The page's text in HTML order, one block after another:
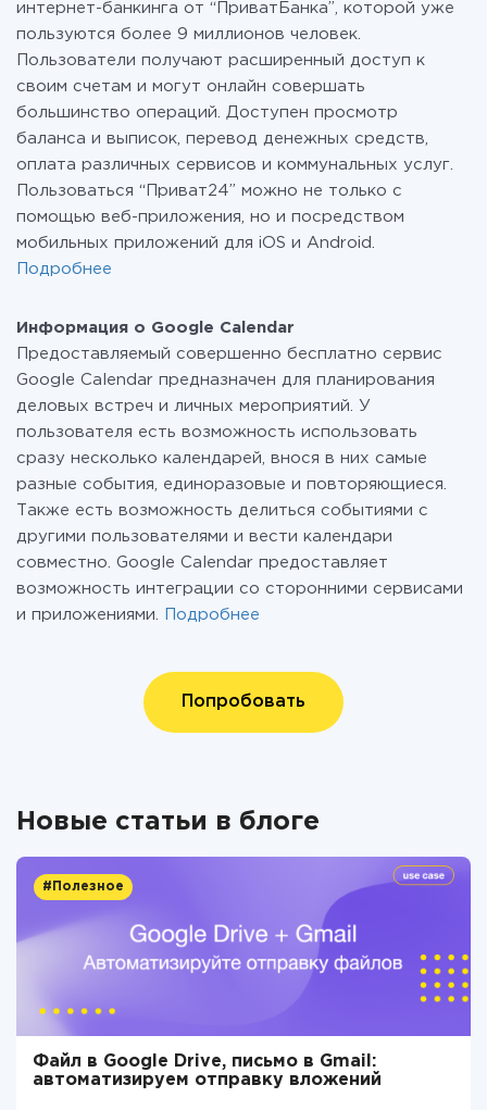
интернет-банкинга от “ПриватБанка”, которой уже
пользуются более 9 миллионов человек.
Пользователи получают расширенный доступ к
своим счетам и могут онлайн совершать
большинство операций. Доступен просмотр
баланса и выписок, перевод денежных средств,
оплата различных сервисов и коммунальных услуг.
Пользоваться “Приват24” можно не только с
помощью веб-приложения, но и посредством
мобильных приложений для iOS и Android.
Подробнее
Информация о Google Calendar
Предоставляемый совершенно бесплатно сервис
Google Calendar предназначен для планирования
деловых встреч и личных мероприятий. У
пользователя есть возможность использовать
сразу несколько календарей, внося в них самые
разные события, единоразовые и повторяющиеся.
Также есть возможность делиться событиями с
другими пользователями и вести календари
совместно. Google Calendar предоставляет
возможность интеграции со сторонними сервисами
и приложениями.
Подробнее
Попробовать
Новые статьи в блоге
#Полезное
Файл в Google Drive, письмо в Gmail:
автоматизируем отправку вложений